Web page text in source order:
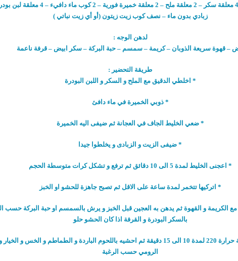
– 5 كوب دقيق – 4 معلقة سكر – 2 معلقة ملح – 2 معلقة خميرة فورية –
زبادي بدون ماء – نصف كوب زيت زيتون (أو أي زيت نباتي )
لدهن الوجه :
– قهوة سريعة الذوبان – كريمة – سمسم – حبة البركة – سكر ابيض – قرفة ناعمة
طريقة التحضير :
* اخلطي الدقيق مع الملح و السكر و اللبن البودرة
* ذوبي الخميرة في ماء دافئ
* ضعي الخليط الجاف في العجانة ثم ضيفى اليه الخميرة
* ضيفى الزيت و الزبادى و يخلطوا جيدا
* اعجنى الخليط لمدة 5 الى 10 دقائق ثم ترفع و تشكل كرات متوسطة الحجم
* اتركيها تتخمر لمدة ساعة على الاقل ثم تصبح جاهزة للحشو او الخبز
الكريمة و القهوة ثم يدهن به العجين قبل الخبز و يرش بالسمسم او حبة البركة حسب
بالسكر البودرة و القرفة اذا كان الحشو حلو
* يخبز على درجة حرارة 220 لمدة 10 الى 15 دقيقة ثم احشيه باللحوم الباردة و الطماطم و الخس و
الرومي حسب الرغبة